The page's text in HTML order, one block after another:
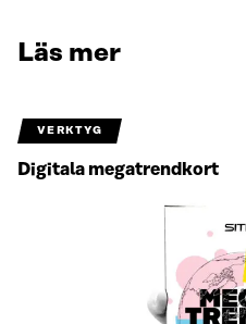
Läs mer
VERKTYG
Digitala megatrendkort